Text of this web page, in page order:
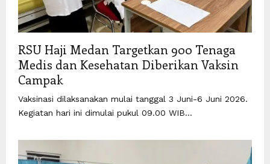
RSU Haji Medan Targetkan 900 Tenaga
Medis dan Kesehatan Diberikan Vaksin
Campak
Vaksinasi dilaksanakan mulai tanggal 3 Juni-6 Juni 2026.
Kegiatan hari ini dimulai pukul 09.00 WIB...